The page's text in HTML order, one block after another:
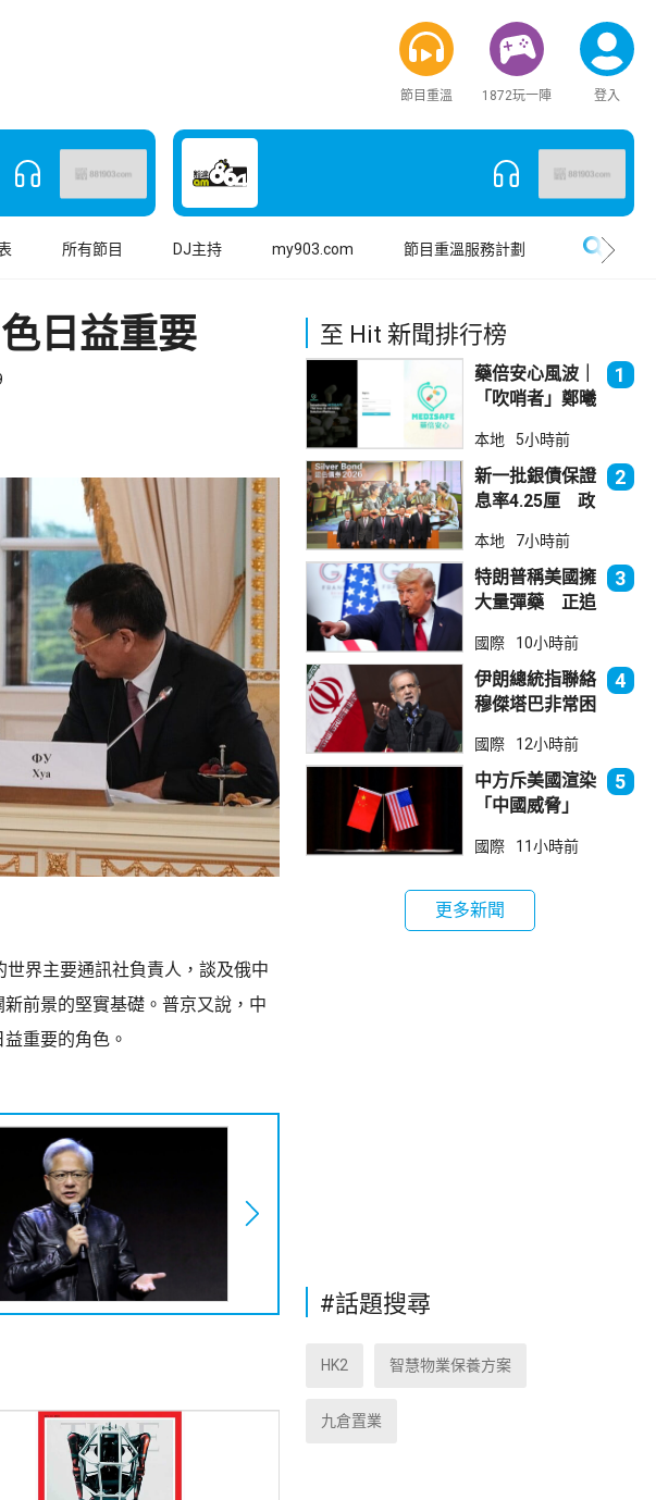
節目重溫 1872玩一陣 登入
所有節目 DJ主持 my903.com 節目重溫服務計劃
日益重要
界主要通訊社負責人，談及俄中
前景的堅實基礎。普京又說，中
重要的角色。
至 Hit 新聞排行榜
藥倍安心風波｜
「吹哨者」鄭曦
進行刑事調查
1
本地 5小時前
新一批銀債保證
息率4.25厘 政
吸引力
2
本地 7小時前
特朗普稱美國擁
大量彈藥 正追
者」
3
國際 10小時前
伊朗總統指聯絡
穆傑塔巴非常困
製造分裂
4
國際 12小時前
中方斥美國渲染
「中國威脅」
與華為合作
5
國際 11小時前
更多新聞
#話題搜尋
HK2 智慧物業保養方案
九倉置業